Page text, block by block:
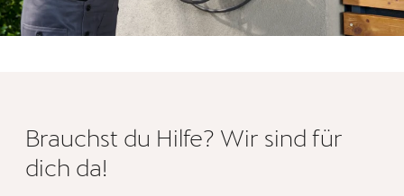
Brauchst du Hilfe? Wir sind für
dich da!